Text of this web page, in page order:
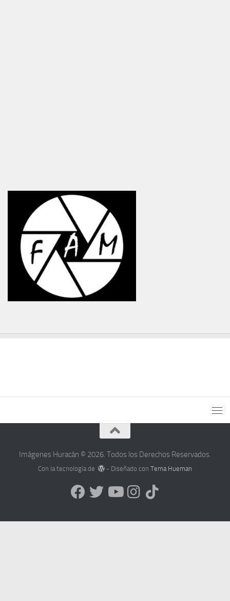
Imágenes Huracán © 2026. Todos los Derechos Reservados.
Con la tecnología de - Diseñado conTema Hueman